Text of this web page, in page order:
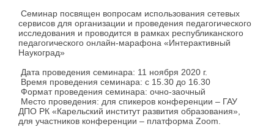
Семинар посвящен вопросам использования сетевых
сервисов для организации и проведения педагогического
исследования и проводится в рамках республиканского
педагогического онлайн-марафона «Интерактивный
Наукоград»
Дата проведения семинара: 11 ноября 2020 г.
Время проведения семинара: с 15.30 до 16.30
Формат проведения семинара: очно-заочный
Место проведения: для спикеров конференции – ГАУ
ДПО РК «Карельский институт развития образования»,
для участников конференции – платформа Zoom.